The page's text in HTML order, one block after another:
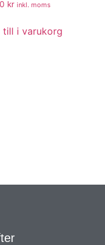
kr inkl. moms
till i varukorg